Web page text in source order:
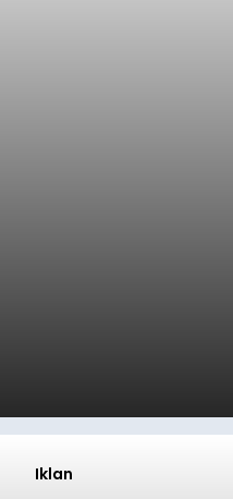
Iklan